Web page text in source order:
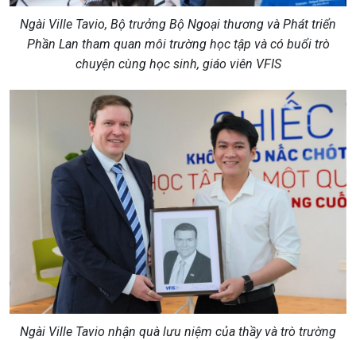
Ngài Ville Tavio, Bộ trưởng Bộ Ngoại thương và Phát triển
Phần Lan tham quan môi trường học tập và có buổi trò
chuyện cùng học sinh, giáo viên VFIS
Ngài Ville Tavio nhận quà lưu niệm của thầy và trò trường